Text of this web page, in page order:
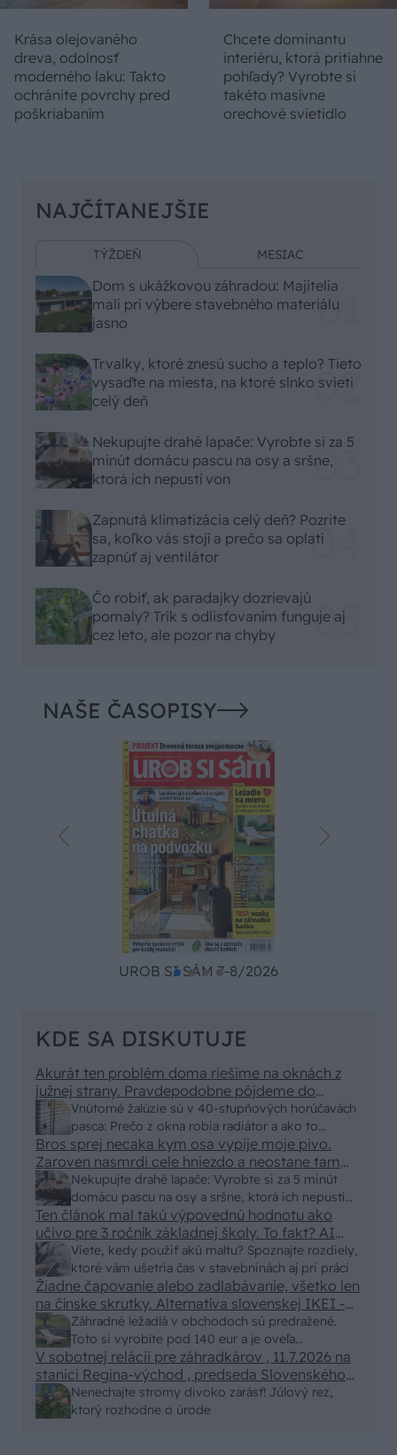
Krása olejovaného
dreva, odolnosť
moderného laku: Takto
ochránite povrchy pred
poškriabaním
Chcete dominantu
interiéru, ktorá pritiahne
pohľady? Vyrobte si
takéto masívne
orechové svietidlo
NAJČÍTANEJŠIE
TÝŽDEŇ MESIAC
Dom s ukážkovou záhradou: Majitelia
mali pri výbere stavebného materiálu
jasno
Trvalky, ktoré znesú sucho a teplo? Tieto
vysaďte na miesta, na ktoré slnko svieti
celý deň
Nekupujte drahé lapače: Vyrobte si za 5
minút domácu pascu na osy a sršne,
ktorá ich nepustí von
Zapnutá klimatizácia celý deň? Pozrite
sa, koľko vás stojí a prečo sa oplatí
zapnúť aj ventilátor
Čo robiť, ak paradajky dozrievajú
pomaly? Trik s odlisťovaním funguje aj
cez leto, ale pozor na chyby
NAŠE ČASOPISY
UROB SI SÁM 7-8/2026
KDE SA DISKUTUJE
Vnútorné žalúzie sú v 40-stupňových horúčavách
pasca: Prečo z okna robia radiátor a ako to
vyriešiť za pár eur?
Akurát ten problém doma riešime na oknách z
južnej strany. Pravdepodobne pôjdeme do
vonkajšieho tienenia na spôsob markízy
250x150cm. Čínsky predajcovia idú okolo 100
eur kus.
Nekupujte drahé lapače: Vyrobte si za 5 minút
domácu pascu na osy a sršne, ktorá ich nepustí
von
Bros sprej necaka kym osa vypije moje pivo.
Zaroven nasmrdi cele hniezdo a neostane tam
nic zive. Vasa pasca naucinke moc efektivne.
Skor pritiahne slimaky
Viete, kedy použiť akú maltu? Spoznajte rozdiely,
ktoré vám ušetria čas v stavebninách aj pri práci
Ten článok mal takú výpovednú hodnotu ako
učivo pre 3 ročník základnej školy. To fakt? AI
alebo nejaka kniha z VŠ? Dnešné rychlotvrdnuce
malty - pevnosť 40 Mpa a doba schnutia tak 15
minut , k tomu vodotesné s kryštálikou. A rozdiel
- schnutie a zretie. Nič?
Záhradné ležadlá v obchodoch sú predražené.
Toto si vyrobíte pod 140 eur a je oveľa
pohodlnejšie!
Žiadne čapovanie alebo zadlabávanie, všetko len
na čínske skrutky. Alternatíva slovenskej IKEI -
čo sa týka pevnosti. Autor si nedal veľa námahy s
remeselným spracovaním, škoda. No lepšie než
ten odpad z DTD predávaný v Kauflande alebo
Lídli.
Nenechajte stromy divoko zarásť! Júlový rez,
ktorý rozhodne o úrode
V sobotnej relácii pre záhradkárov , 11.7.2026 na
stanici Regina-východ , predseda Slovenského
zväzu záhradkárov pán Jakubech tvrdil, že to, že
vlky sú neproduktívne , nie je pravda. Aj vlky je